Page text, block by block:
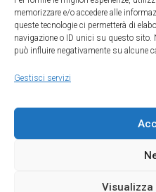
memorizzare e/o accedere alle
queste tecnologie ci permetterà di
navigazione o ID unici su questo sito.
può influire negativamente su alcune
Gestisci servizi
Parte del sodalizio
Condizioni di Utilizzo